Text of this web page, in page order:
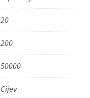
20
200
50000
Cijev